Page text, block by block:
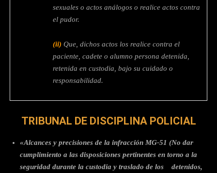
sexuales o actos análogos o realice actos contra
el pudor.
(ii) Que, dichos actos los realice contra el
paciente, cadete o alumno persona detenida,
retenida en custodia, bajo su cuidado o
responsabilidad.
TRIBUNAL DE DISCIPLINA POLICIAL
«Alcances y precisiones de la infracción MG-51 (No dar
cumplimiento a las disposiciones pertinentes en torno a la
seguridad durante la custodia y traslado de los detenidos,